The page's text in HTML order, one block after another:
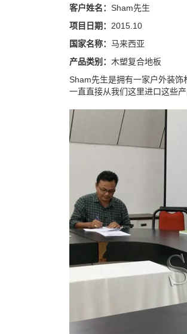
客户姓名： Sham先生
项目日期： 2015.10
国家名称： 马来西亚
产品类别： 木塑复合地板
Sham先生是拥有一家户外装
一直直接从我们这里进口这些产